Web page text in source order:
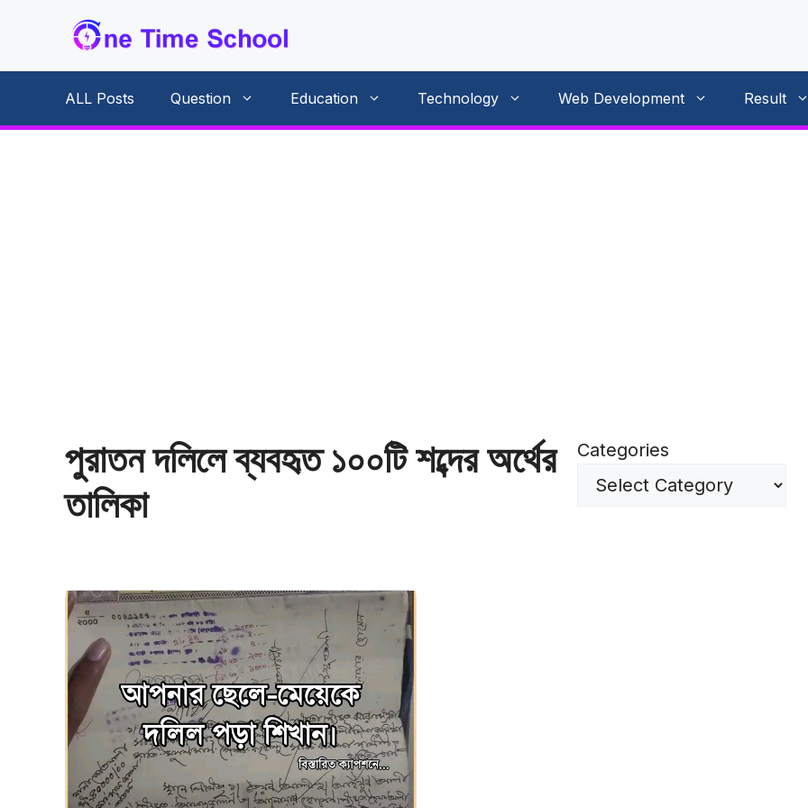
content
ALL Posts Question Education Technology Web Development Result
পুরাতন দলিলে ব্যবহৃত ১০০টি শব্দের অর্থের
তালিকা
Categories